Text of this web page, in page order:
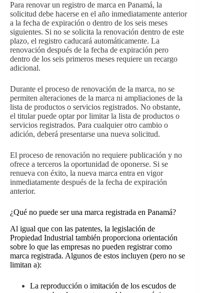
Para renovar un registro de marca en Panamá, la
solicitud debe hacerse en el año inmediatamente anterior
a la fecha de expiración o dentro de los seis meses
siguientes. Si no se solicita la renovación dentro de este
plazo, el registro caducará automáticamente. La
renovación después de la fecha de expiración pero
dentro de los seis primeros meses requiere un recargo
adicional.
Durante el proceso de renovación de la marca, no se
permiten alteraciones de la marca ni ampliaciones de la
lista de productos o servicios registrados. No obstante,
el titular puede optar por limitar la lista de productos o
servicios registrados. Para cualquier otro cambio o
adición, deberá presentarse una nueva solicitud.
El proceso de renovación no requiere publicación y no
ofrece a terceros la oportunidad de oponerse. Si se
renueva con éxito, la nueva marca entra en vigor
inmediatamente después de la fecha de expiración
anterior.
¿Qué no puede ser una marca registrada en Panamá?
Al igual que con las patentes, la legislación de
Propiedad Industrial también proporciona orientación
sobre lo que las empresas no pueden registrar como
marca registrada. Algunos de estos incluyen (pero no se
limitan a):
La reproducción o imitación de los escudos de